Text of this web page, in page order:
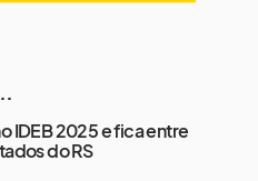
IDEB 2025 e fica entre
do RS